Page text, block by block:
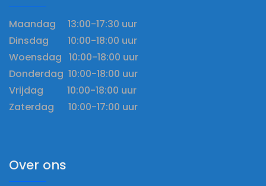
Maandag 13:00-17:30 uur
Dinsdag 10:00-18:00 uur
Woensdag 10:00-18:00 uur
Donderdag 10:00-18:00 uur
Vrijdag 10:00-18:00 uur
Zaterdag 10:00-17:00 uur
Over ons